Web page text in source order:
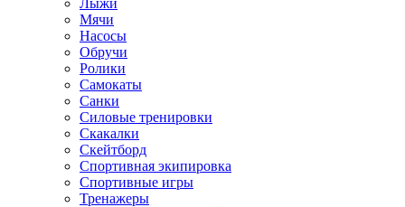
Лыжи
Мячи
Насосы
Обручи
Ролики
Самокаты
Санки
Силовые тренировки
Скакалки
Скейтборд
Спортивная экипировка
Спортивные игры
Тренажеры